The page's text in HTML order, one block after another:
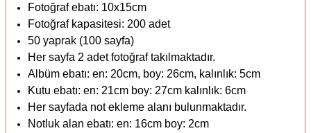
Fotoğraf ebatı: 10x15cm
Fotoğraf kapasitesi: 200 adet
50 yaprak (100 sayfa)
Her sayfa 2 adet fotoğraf takılmaktadır.
Albüm ebatı: en: 20cm, boy: 26cm, kalınlık: 5cm
Kutu ebatı: en: 21cm boy: 27cm kalınlık: 6cm
Her sayfada not ekleme alanı bulunmaktadır.
Notluk alan ebatı: en: 16cm boy: 2cm